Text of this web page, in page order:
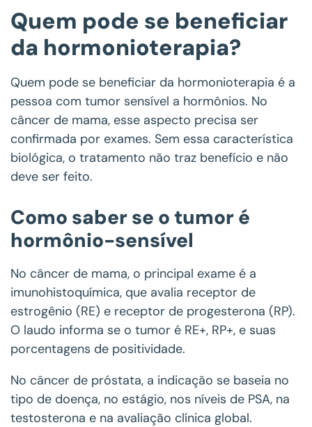
Quem pode se beneficiar
da hormonioterapia?
Quem pode se beneficiar da hormonioterapia é a
pessoa com tumor sensível a hormônios. No
câncer de mama, esse aspecto precisa ser
confirmada por exames. Sem essa característica
biológica, o tratamento não traz benefício e não
deve ser feito.
Como saber se o tumor é
hormônio-sensível
No câncer de mama, o principal exame é a
imunohistoquímica, que avalia receptor de
estrogênio (RE) e receptor de progesterona (RP).
O laudo informa se o tumor é RE+, RP+, e suas
porcentagens de positividade.
No câncer de próstata, a indicação se baseia no
tipo de doença, no estágio, nos níveis de PSA, na
testosterona e na avaliação clínica global.